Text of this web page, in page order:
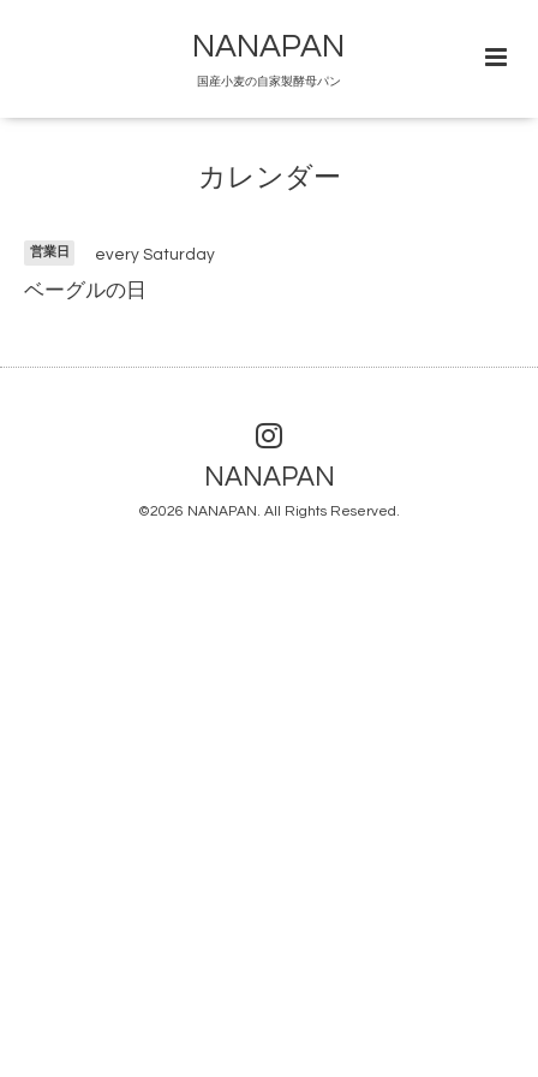
NANAPAN
国産小麦の自家製酵母パン
カレンダー
営業日 every Saturday
ベーグルの日
NANAPAN
©2026 NANAPAN. All Rights Reserved.